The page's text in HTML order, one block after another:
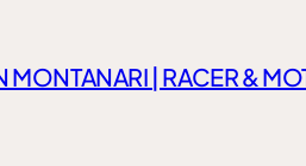
MONTANARI | RACER &